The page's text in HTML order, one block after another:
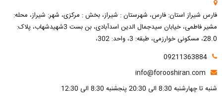
فارس شیراز استان: فارس، شهرستان : شیراز، بخش : مرکزی، شهر: شیراز، محله:
مشیر فاطمی، خیابان سیدجمال الدین اسدآبادی، بن بست 3شهیدشهاب، پلاک:
28.0، مسکونی خوارزمی، طبقه: 3، واحد: 302،
09211363884
info@forooshiran.com
شنبه تا چهارشنبه 8:30 الی 20:30 پنجشنبه 8:30 الی 12:30